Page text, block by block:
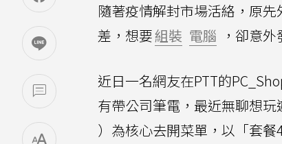
隨著疫情解封市場活絡，原
差，想要組裝 電腦 ，卻意
近日一名網友在PTT的
有帶公司筆電，最近無聊想
）為核心去開菜單，以「套